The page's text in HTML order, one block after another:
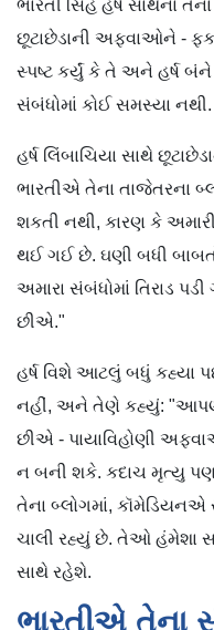
ભારતી સિંહે હર્ષ સાથેના
છૂટાછેડાની અફવાઓને -
સ્પષ્ટ કર્યું કે તે અને હર્ષ
સંબંધોમાં કોઈ સમસ્યા નથી.
હર્ષ લિંબાચિયા સાથે
ભારતીએ તેના તાજેતરના
શકતી નથી, કારણ કે
થઈ ગઈ છે. ઘણી બધી
અમારા સંબંધોમાં તિરાડ
છીએ."
હર્ષ વિશે આટલું બધું કહ્યા
નહીં, અને તેણે કહ્યું: "આપણે
છીએ - પાયાવિહોણી
ન બની શકે. કદાચ મૃત્યુ
તેના બ્લોગમાં,
ચાલી રહ્યું છે. તેઓ હંમેશા
સાથે રહેશે.
ભારતીએ તેના